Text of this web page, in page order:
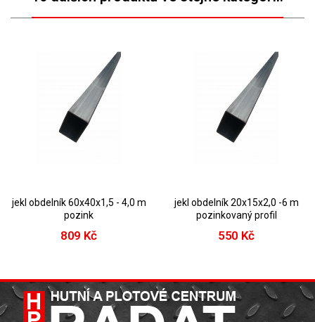
jekl obdelník 60x40x1,5 - 4,0 m
pozink
809 Kč
jekl obdelník 20x15x2,0 -6 m
pozinkovaný profil
550 Kč